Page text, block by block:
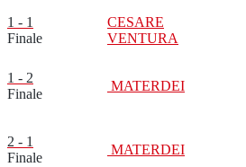
1 - 1
Finale
CESARE
VENTURA
1 - 2
Finale
MATERDEI
2 - 1
Finale
MATERDEI